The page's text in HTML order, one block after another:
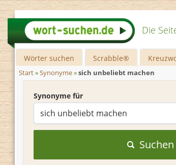
Die
Wörter suchen Scrabble®
Start»Synonyme»sich unbeliebt machen
Synonyme für
Suchen